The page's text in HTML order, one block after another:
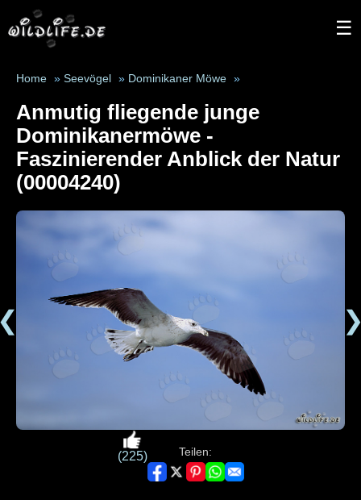
☰
Home » Seevögel » Dominikaner Möwe »
Anmutig fliegende junge
Dominikanermöwe -
Faszinierender Anblick der Natur
(00004240)
(225) Teilen: